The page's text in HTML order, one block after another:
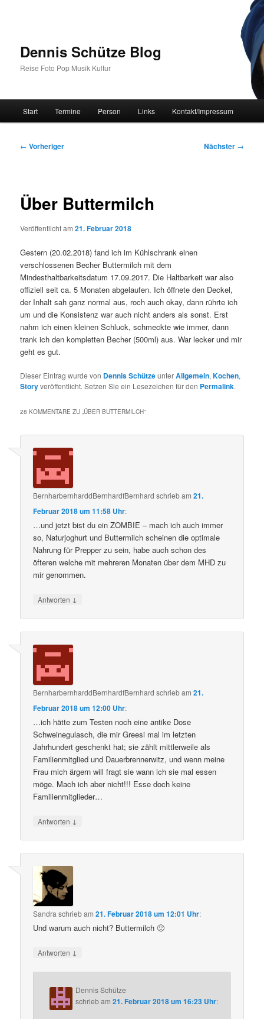
Dennis Schütze Blog
Reise Foto Pop Musik Kultur
Start Termine Person Links Kontakt/Impressum
Beitragsnavigation
← Vorheriger Nächster →
Über Buttermilch
Veröffentlicht am21. Februar 2018
Gestern (20.02.2018) fand ich im Kühlschrank einen
verschlossenen Becher Buttermilch mit dem
Mindesthaltbarkeitsdatum 17.09.2017. Die Haltbarkeit war also
offiziell seit ca. 5 Monaten abgelaufen. Ich öffnete den Deckel,
der Inhalt sah ganz normal aus, roch auch okay, dann rührte ich
um und die Konsistenz war auch nicht anders als sonst. Erst
nahm ich einen kleinen Schluck, schmeckte wie immer, dann
trank ich den kompletten Becher (500ml) aus. War lecker und mir
geht es gut.
Dieser Eintrag wurde von Dennis SchützeunterAllgemein,Kochen,
Storyveröffentlicht. Setzen Sie ein Lesezeichen für den Permalink.
28 KOMMENTARE ZU „ÜBER BUTTERMILCH“
BernharbernharddBernhardfBernhard schriebam21.
Februar 2018 um 11:58 Uhr:
…und jetzt bist du ein ZOMBIE – mach ich auch immer
so, Naturjoghurt und Buttermilch scheinen die optimale
Nahrung für Prepper zu sein, habe auch schon des
öfteren welche mit mehreren Monaten über dem MHD zu
mir genommen.
Antworten ↓
BernharbernharddBernhardfBernhard schriebam21.
Februar 2018 um 12:00 Uhr:
…ich hätte zum Testen noch eine antike Dose
Schweinegulasch, die mir Greesi mal im letzten
Jahrhundert geschenkt hat; sie zählt mittlerweile als
Familienmitglied und Dauerbrennerwitz, und wenn meine
Frau mich ärgern will fragt sie wann ich sie mal essen
möge. Mach ich aber nicht!!! Esse doch keine
Familienmitglieder…
Antworten ↓
Sandra schriebam21. Februar 2018 um 12:01 Uhr:
Und warum auch nicht? Buttermilch 🙂
Antworten ↓
Dennis Schütze
schriebam21. Februar 2018 um 16:23 Uhr: